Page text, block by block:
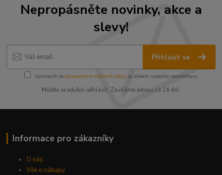
Nepropásněte novinky, akce a
slevy!
Přihlásit se
Souhlasím se zpracováním osobních údajůza účelem rozesílky newsletteru.
Můžete se kdykoli odhlásit. Zasíláme jednou za 14 dní.
Informace pro zákazníky
O nás
Vše o nákupu